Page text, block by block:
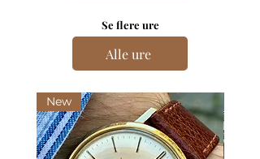
Se flere ure
Alle ure
New